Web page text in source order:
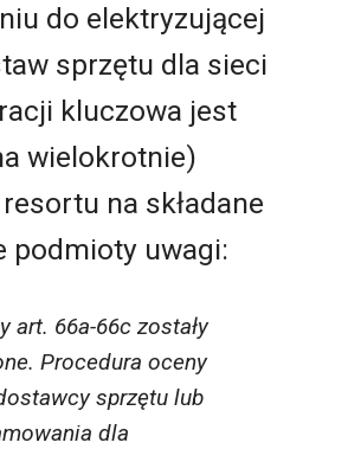
do elektryzującej
sprzętu dla sieci
kluczowa jest
wielokrotnie)
na składane
podmioty uwagi:
art. 66a-66c zostały
Procedura oceny
sprzętu lub
dla